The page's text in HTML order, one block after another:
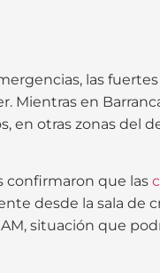
las
Mientras en
en otras zonas del
confirmaron que las
desde la sala de
situación que